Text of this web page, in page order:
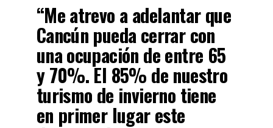
“Me atrevo a adelantar que
Cancún pueda cerrar con
una ocupación de entre 65
y 70%. El 85% de nuestro
turismo de invierno tiene
en primer lugar este